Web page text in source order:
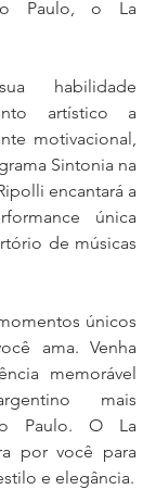
Paulo, o La
habilidade
artístico a
motivacional,
Sintonia na
encantará a
única
de músicas
únicos
ama. Venha
memorável
mais
Paulo. O La
por você para
e elegância.